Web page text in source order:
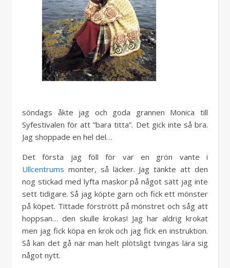
söndags åkte jag och goda grannen Monica till
Syfestivalen för att ”bara titta”. Det gick inte så bra.
Jag shoppade en hel del…
Det första jag föll för var en grön vante i
Ullcentrums monter, så läcker. Jag tänkte att den
nog stickad med lyfta maskor på något sätt jag inte
sett tidigare. Så jag köpte garn och fick ett mönster
på köpet. Tittade förstrött på mönstret och såg att
hoppsan… den skulle krokas! Jag har aldrig krokat
men jag fick köpa en krok och jag fick en instruktion.
Så kan det gå när man helt plötsligt tvingas lära sig
något nytt.